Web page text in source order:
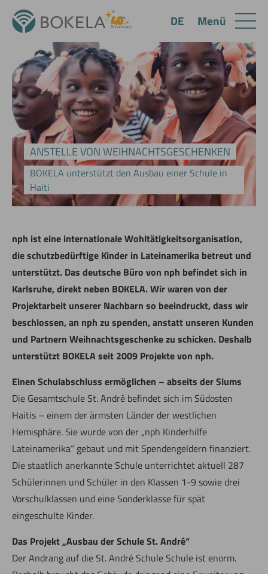
ANSTELLE VON WEIHNACHTSGESCHENKEN
BOKELA unterstützt den Ausbau einer Schule in
Haiti
nph ist eine internationale Wohltätigkeitsorganisation,
die schutzbedürftige Kinder in Lateinamerika betreut und
unterstützt. Das deutsche Büro von nph befindet sich in
Karlsruhe, direkt neben BOKELA. Wir waren von der
Projektarbeit unserer Nachbarn so beeindruckt, dass wir
beschlossen, an nph zu spenden, anstatt unseren Kunden
und Partnern Weihnachtsgeschenke zu schicken. Deshalb
unterstützt BOKELA seit 2009 Projekte von nph.
Einen Schulabschluss ermöglichen – abseits der Slums
Die Gesamtschule St. André befindet sich im Südosten
Haitis – einem der ärmsten Länder der westlichen
Hemisphäre. Sie wurde von der „nph Kinderhilfe
Lateinamerika“ gebaut und mit Spendengeldern finanziert.
Die staatlich anerkannte Schule unterrichtet aktuell 287
Schülerinnen und Schüler in den Klassen 1-9 sowie drei
Vorschulklassen und eine Sonderklasse für spät
eingeschulte Kinder.
Das Projekt „Ausbau der Schule St. André“
Der Andrang auf die St. André Schule Schule ist enorm.
Menü
DE